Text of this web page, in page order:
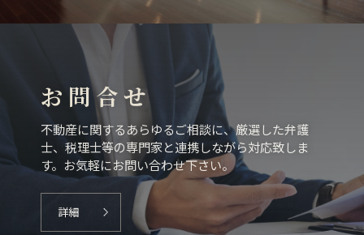
お 問 合 せ
不動産に関するあらゆるご相談に、厳選した弁護
士、税理士等の専門家と連携しながら対応致しま
す。お気軽にお問い合わせ下さい。
詳細